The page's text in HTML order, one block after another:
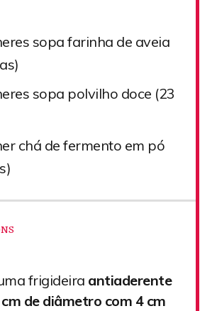
sopa farinha de aveia
sopa polvilho doce (23
chá de fermento em pó
frigideira antiaderente
de diâmetro com 4 cm